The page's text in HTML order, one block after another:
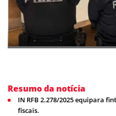
Resumo da notícia
IN RFB 2.278/2025 equipara
fiscais.